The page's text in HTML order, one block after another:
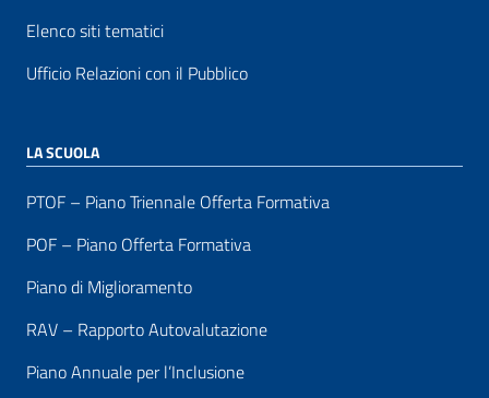
Elenco siti tematici
Ufficio Relazioni con il Pubblico
LA SCUOLA
PTOF – Piano Triennale Offerta Formativa
POF – Piano Offerta Formativa
Piano di Miglioramento
RAV – Rapporto Autovalutazione
Piano Annuale per l’Inclusione